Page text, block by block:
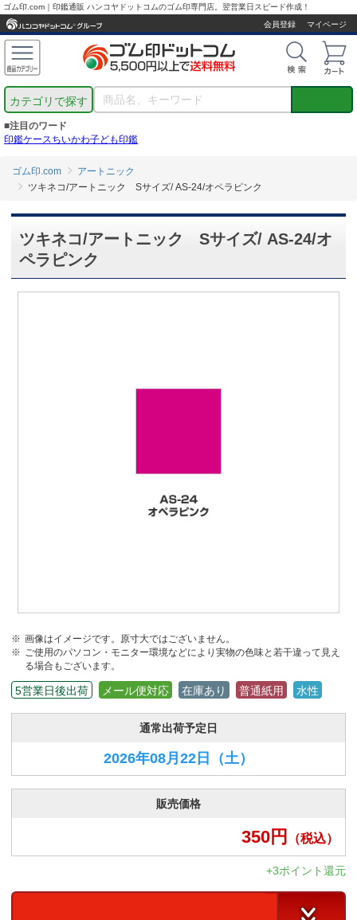
ゴム印.com｜印鑑通販 ハンコヤドットコムのゴム印専門店。翌営業日スピード作成！
会員登録
マイページ
カテゴリで探す
■注目のワード
印鑑ケースちいかわ子ども印鑑
ゴム印.com
アートニック
ツキネコ/アートニック Sサイズ/ AS-24/オペラピンク
ツキネコ/アートニック Sサイズ/ AS-24/オ
ペラピンク
画像はイメージです。原寸大ではございません。
ご使用のパソコン・モニター環境などにより実物の色味と若干違って見え
る場合もございます。
5営業日後出荷 メール便対応 在庫あり 普通紙用 水性
通常出荷予定日
2026年08月22日 （土）
販売価格
350円 （税込）
+3ポイント還元